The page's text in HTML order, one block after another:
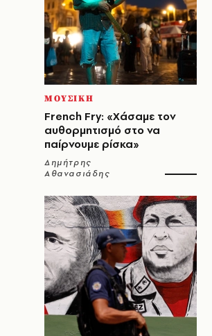
ΜΟΥΣΙΚΗ
French Fry: «Χάσαμε τον
αυθορμητισμό στο να
παίρνουμε ρίσκα»
Δημήτρης
Αθανασιάδης